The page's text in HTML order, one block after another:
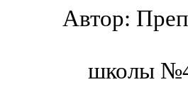
Автор:
школы